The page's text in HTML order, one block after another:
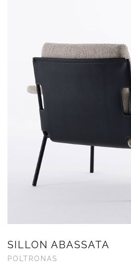
SILLON ABASSATA
POLTRONAS